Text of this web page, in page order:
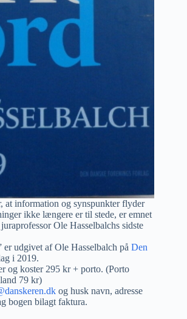
at information og synspunkter flyder
ikke længere er til stede, er emnet
Ole Hasselbalchs sidste
er udgivet af Ole Hasselbalch på Den
i 2019.
og koster 295 kr + porto. (Porto
79 kr)
og husk navn, adresse
bogen bilagt faktura.